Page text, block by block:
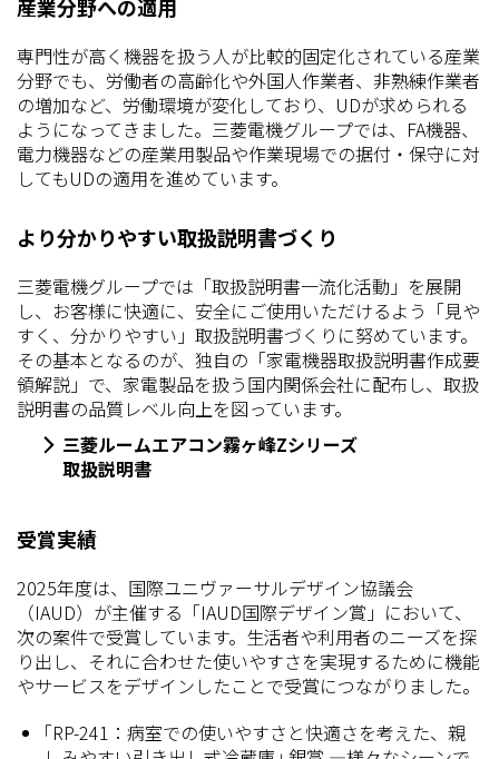
産業分野への適用
専門性が高く機器を扱う人が比較的固定化されている産業
分野でも、労働者の高齢化や外国人作業者、非熟練作業者
の増加など、労働環境が変化しており、UDが求められる
ようになってきました。三菱電機グループでは、FA機器、
電力機器などの産業用製品や作業現場での据付・保守に対
してもUDの適用を進めています。
より分かりやすい取扱説明書づくり
三菱電機グループでは「取扱説明書一流化活動」を展開
し、お客様に快適に、安全にご使用いただけるよう「見や
すく、分かりやすい」取扱説明書づくりに努めています。
その基本となるのが、独自の「家電機器取扱説明書作成要
領解説」で、家電製品を扱う国内関係会社に配布し、取扱
説明書の品質レベル向上を図っています。
三菱ルームエアコン霧ヶ峰Zシリーズ
取扱説明書
受賞実績
2025年度は、国際ユニヴァーサルデザイン協議会
（IAUD）が主催する「IAUD国際デザイン賞」において、
次の案件で受賞しています。生活者や利用者のニーズを探
り出し、それに合わせた使いやすさを実現するために機能
やサービスをデザインしたことで受賞につながりました。
｢RP-241：病室での使いやすさと快適さを考えた、親